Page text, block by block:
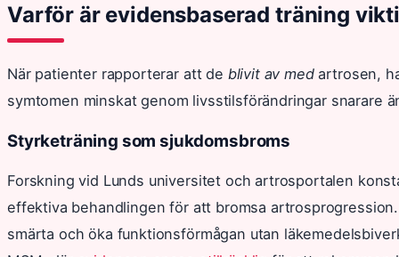
Varför är evidensbaserad träning
När patienter rapporterar att de blivit av medartrosen,
symtomen minskat genom livsstilsförändringar snarare
Styrketräning som sjukdomsbroms
Forskning vid Lunds universitet och artrosportalen
effektiva behandlingen för att bromsa
smärta och öka funktionsförmågan utan